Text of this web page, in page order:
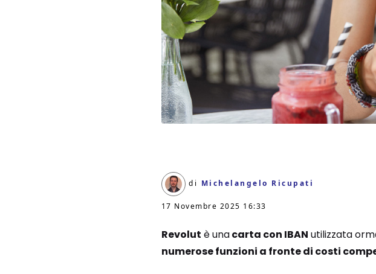
di Michelangelo Ricupati
17 Novembre 2025 16:33
Revolut è unacarta con IBAN utilizzata
numerose funzioni a fronte di costi